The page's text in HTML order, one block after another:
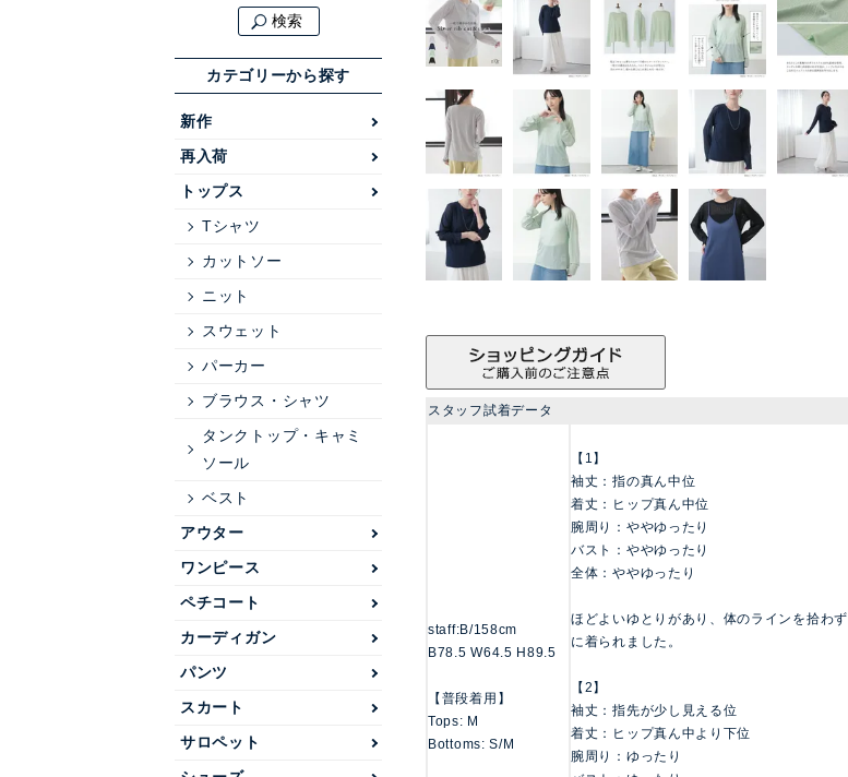
検索
カテゴリーから探す
新作
再入荷
トップス
Tシャツ
カットソー
ニット
スウェット
パーカー
ブラウス・シャツ
タンクトップ・キャミ
ソール
ベスト
アウター
ワンピース
ペチコート
カーディガン
パンツ
スカート
サロペット
スタッフ試着データ
staff:B/158cm
B78.5 W64.5 H89.5
【普段着用】
Tops: M
Bottoms: S/M
【1】
袖丈：指の真ん中位
着丈：ヒップ真ん中位
腕周り：ややゆったり
バスト：ややゆったり
全体：ややゆったり
ほどよいゆとりがあり、体のラインを拾わず
に着られました。
【2】
袖丈：指先が少し見える位
着丈：ヒップ真ん中より下位
腕周り：ゆったり